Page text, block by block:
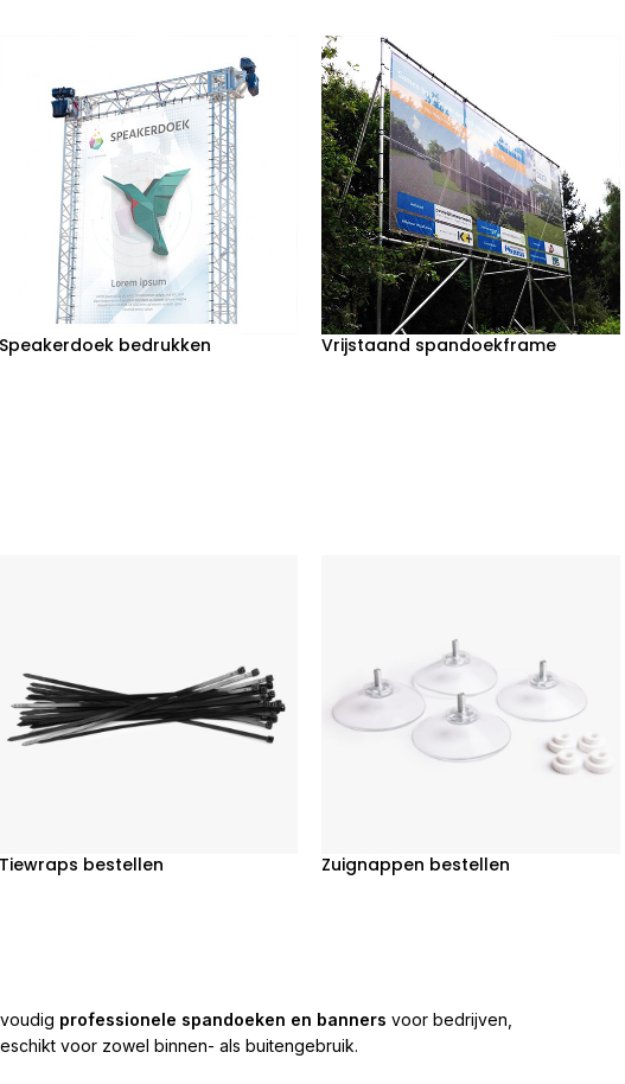
Speakerdoek bedrukken
Vrijstaand spandoekframe
Tiewraps bestellen Zuignappen bestellen
professionele spandoeken en banners voor bedrijven,
voor zowel binnen- als buitengebruik.